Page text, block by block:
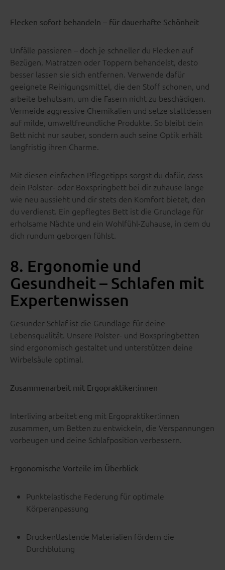
Flecken sofort behandeln – für dauerhafte Schönheit
Unfälle passieren – doch je schneller du Flecken auf
Bezügen, Matratzen oder Toppern behandelst, desto
besser lassen sie sich entfernen. Verwende dafür
geeignete Reinigungsmittel, die den Stoff schonen, und
arbeite behutsam, um die Fasern nicht zu beschädigen.
Vermeide aggressive Chemikalien und setze stattdessen
auf milde, umweltfreundliche Produkte. So bleibt dein
Bett nicht nur sauber, sondern auch seine Optik erhält
langfristig ihren Charme.
Mit diesen einfachen Pflegetipps sorgst du dafür, dass
dein Polster- oder Boxspringbett bei dir zuhause lange
wie neu aussieht und dir stets den Komfort bietet, den
du verdienst. Ein gepflegtes Bett ist die Grundlage für
erholsame Nächte und ein Wohlfühl-Zuhause, in dem du
dich rundum geborgen fühlst.
8. Ergonomie und
Gesundheit – Schlafen mit
Expertenwissen
Gesunder Schlaf ist die Grundlage für deine
Lebensqualität. Unsere Polster- und Boxspringbetten
sind ergonomisch gestaltet und unterstützen deine
Wirbelsäule optimal.
Zusammenarbeit mit Ergopraktiker:innen
Interliving arbeitet eng mit Ergopraktiker:innen
zusammen, um Betten zu entwickeln, die Verspannungen
vorbeugen und deine Schlafposition verbessern.
Ergonomische Vorteile im Überblick
Punktelastische Federung für optimale
Körperanpassung
Druckentlastende Materialien fördern die
Durchblutung